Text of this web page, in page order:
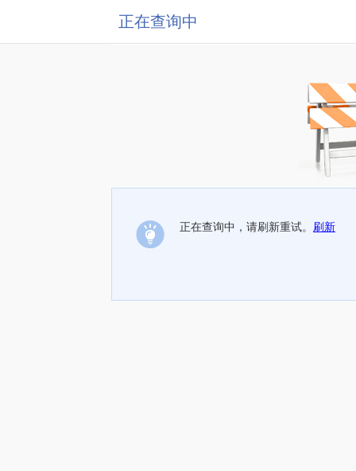
正在查询中
正在查询中，请刷新重试。 刷新